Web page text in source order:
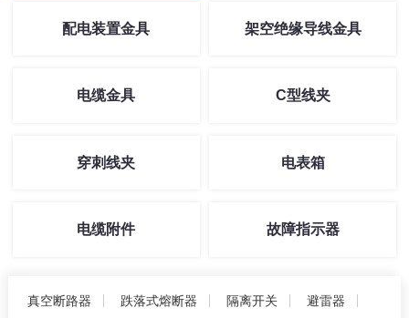
配电装置金具 架空绝缘导线金具
电缆金具 C型线夹
穿刺线夹 电表箱
电缆附件 故障指示器
真空断路器 跌落式熔断器 隔离开关 避雷器